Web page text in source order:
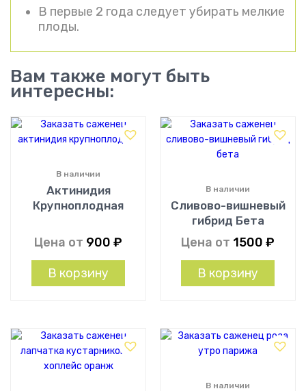
В первые 2 года следует убирать мелкие
плоды.
Вам также могут быть
интересны:
Актинидия
Крупноплодная
В наличии
Цена от 900 ₽
В корзину
Сливово-вишневый
гибрид Бета
В наличии
Цена от 1500 ₽
В корзину
В наличии